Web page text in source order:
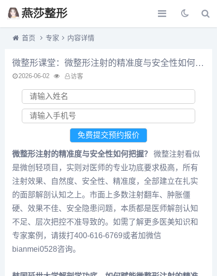
首页 专家 内容详情
微整形课堂：微整形注射的精准度与安全性如何把握？
2026-06-02 访客
微整形注射的精准度与安全性如何把握？
微整注射看似
是微创轻项目，实则对医师的专业功底要求极高，所有
注射效果、自然度、安全性、精准度，全部建立在扎实
的面部解剖认知之上。市面上多数注射翻车、肿胀僵
硬、效果不佳、安全隐患问题，本质都是医师解剖认知
不足、层次把控不准导致的。如需了解更多医美知识和
专家案例，请拨打400-616-6769或者加微信
bianmei0528咨询。